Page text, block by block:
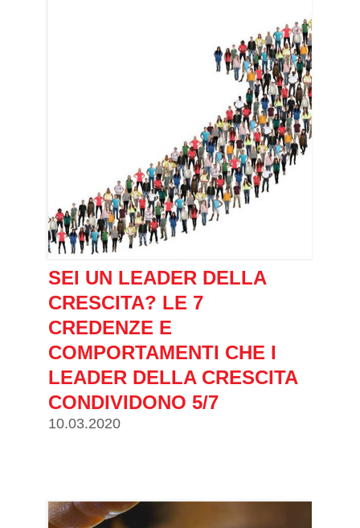
SEI UN LEADER DELLA
CRESCITA? LE 7
CREDENZE E
COMPORTAMENTI CHE I
LEADER DELLA CRESCITA
CONDIVIDONO 5/7
10.03.2020